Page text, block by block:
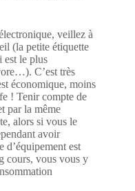
veillez à
(la petite étiquette
est le plus
C’est très
économique, moins
! Tenir compte de
par la même
alors si vous le
avoir
d’équipement est
cours, vous vous y